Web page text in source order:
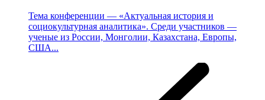
Тема конференции — «Актуальная история и
социокультурная аналитика». Среди участников —
ученые из России, Монголии, Казахстана, Европы,
США...